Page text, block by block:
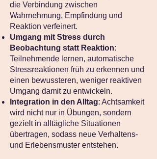
die Verbindung zwischen
Wahrnehmung, Empfindung und
Reaktion verfeinert.
Umgang mit Stress durch
Beobachtung statt Reaktion:
Teilnehmende lernen, automatische
Stressreaktionen früh zu erkennen und
einen bewussteren, weniger reaktiven
Umgang damit zu entwickeln.
Integration in den Alltag: Achtsamkeit
wird nicht nur in Übungen, sondern
gezielt in alltägliche Situationen
übertragen, sodass neue Verhaltens-
und Erlebensmuster entstehen.